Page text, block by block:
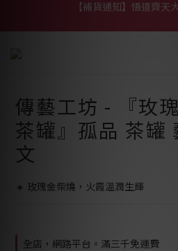
【熱門】馬上有系列！四種寶
【熱門】馬上有系列！四種寶
【補貨通知】悟道齊天
傳藝工坊 - 『玫
茶罐』孤品 茶罐
文
🔸 玫瑰金柴燒，火霞溫潤生輝
全店，網路平台。滿三千免運費